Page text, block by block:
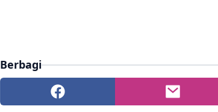
Berbagi